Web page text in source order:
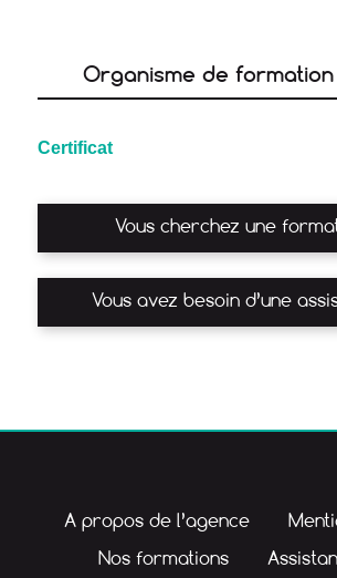
Organisme de
Certificat
Vous cherchez une
Vous avez besoin d’une
A propos de l’agence
Nos formations